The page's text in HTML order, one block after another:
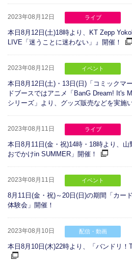
2023年08月12日 ライブ
本日8月12日(土)18時より、KT Zepp
LIVE「迷うことに迷わない」』開催！
2023年08月12日 イベント
本日8月12日(土)・13日(日)「コミックマ
ドブースではアニメ「BanG Dream! It's
シリーズ」より、グッズ販売などを実施
2023年08月11日 ライブ
本日8月11日(金・祝)14時・18時より、
おでかけin SUMMER」開催！
2023年08月11日 イベント
8月11日(金・祝)～20日(日)の期間「カー
体験会」開催！
2023年08月10日 配信・動画
本日8月10日(木)22時より、「バンドリ！